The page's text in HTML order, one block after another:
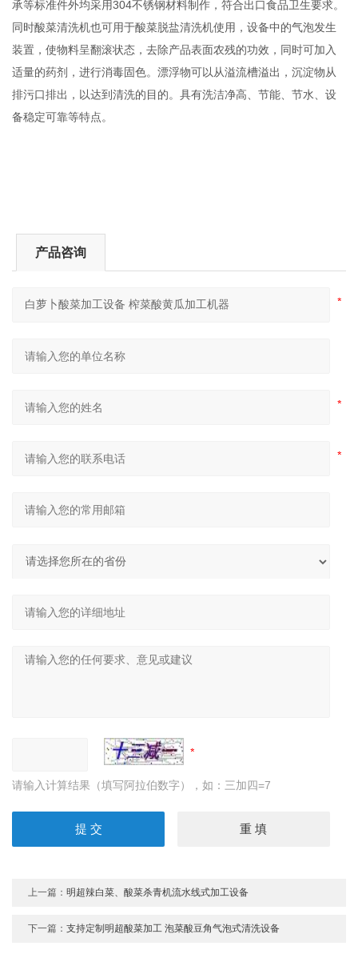
承等标准件外均采用304不锈钢材料制作，符合出口食品卫生要求。
同时酸菜清洗机也可用于酸菜脱盐清洗机使用，设备中的气泡发生
装置，使物料呈翻滚状态，去除产品表面农残的功效，同时可加入
适量的药剂，进行消毒固色。漂浮物可以从溢流槽溢出，沉淀物从
排污口排出，以达到清洗的目的。具有洗洁净高、节能、节水、设
备稳定可靠等特点。
产品咨询
请输入计算结果（填写阿拉伯数字），如：三加四=7
上一篇：明超辣白菜、酸菜杀青机流水线式加工设备
下一篇：支持定制明超酸菜加工 泡菜酸豆角气泡式清洗设备